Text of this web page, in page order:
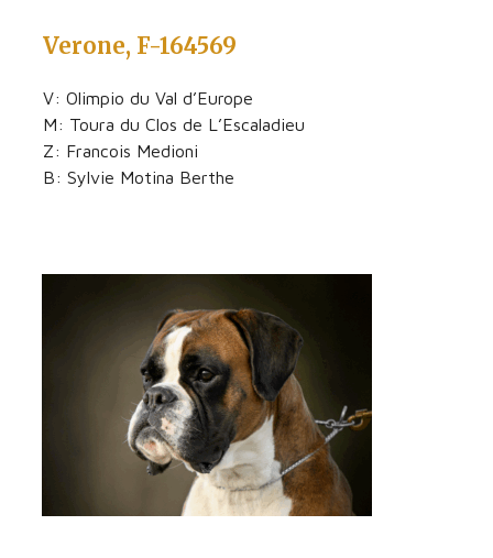
Verone, F-164569
V: Olimpio du Val d’Europe
M: Toura du Clos de L’Escaladieu
Z: Francois Medioni
B: Sylvie Motina Berthe